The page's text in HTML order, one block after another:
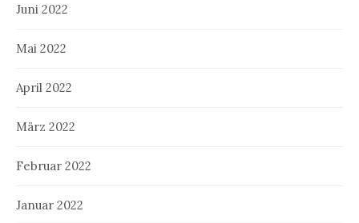
Juni 2022
Mai 2022
April 2022
März 2022
Februar 2022
Januar 2022